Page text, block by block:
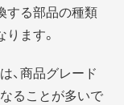
する部品の種類
ます。
、商品グレード
ることが多いで